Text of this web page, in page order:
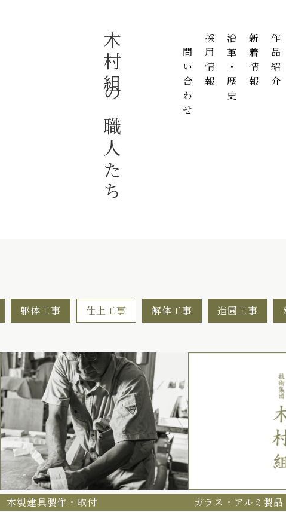
作品紹介
新着情報
沿革・歴史
採用情報
お問い合わせ
木村組の職人たち
躯体工事 仕上工事 解体工事 造園工事
木製建具製作・取付 ガラス・アルミ製品